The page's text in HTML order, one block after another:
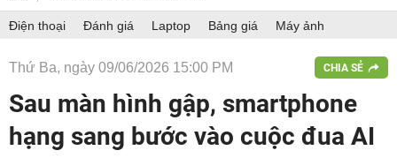
Điện thoại Đánh giá Laptop Bảng giá Máy ảnh
Thứ Ba, ngày 09/06/2026 15:00 PM CHIA SẺ
Sau màn hình gập, smartphone
hạng sang bước vào cuộc đua AI